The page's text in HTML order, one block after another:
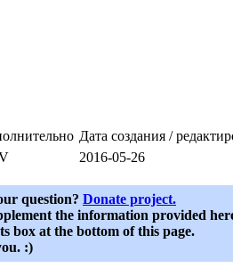
Дата создания /
2016-05-26
question? Donate project.
the information provided
box at the bottom of this page.
:)